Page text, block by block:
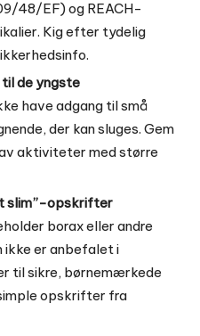
48/EF) og REACH-
Kig efter tydelig
til de yngste
have adgang til små
der kan sluges. Gem
aktiviteter med større
slim”-opskrifter
borax eller andre
ikke er anbefalet i
til sikre, børnemærkede
opskrifter fra